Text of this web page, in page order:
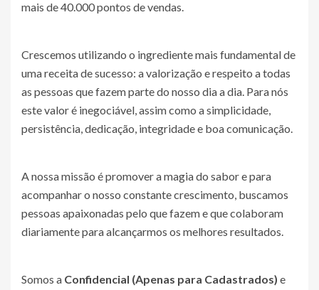
mais de 40.000 pontos de vendas.
Crescemos utilizando o ingrediente mais fundamental de
uma receita de sucesso: a valorização e respeito a todas
as pessoas que fazem parte do nosso dia a dia. Para nós
este valor é inegociável, assim como a simplicidade,
persistência, dedicação, integridade e boa comunicação.
A nossa missão é promover a magia do sabor e para
acompanhar o nosso constante crescimento, buscamos
pessoas apaixonadas pelo que fazem e que colaboram
diariamente para alcançarmos os melhores resultados.
Somos a Confidencial (Apenas para Cadastrados) e